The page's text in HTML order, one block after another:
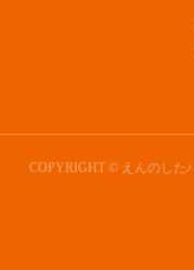
COPYRIGHT © えんのした